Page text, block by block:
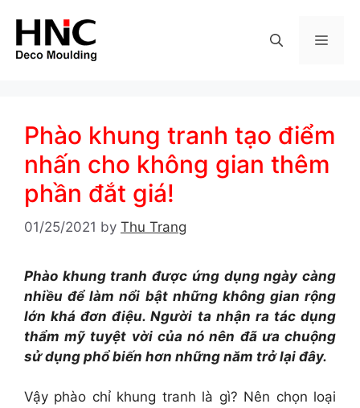
content
Phào khung tranh tạo điểm
nhấn cho không gian thêm
phần đắt giá!
01/25/2021 by Thu Trang
Phào khung tranh được ứng dụng ngày càng
nhiều để làm nổi bật những không gian rộng
lớn khá đơn điệu. Người ta nhận ra tác dụng
thẩm mỹ tuyệt vời của nó nên đã ưa chuộng
sử dụng phổ biến hơn những năm trở lại đây.
Vậy phào chỉ khung tranh là gì? Nên chọn loại